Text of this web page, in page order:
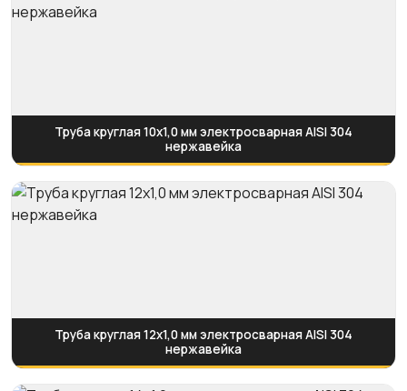
Труба круглая 10х1,0 мм электросварная AISI 304
нержавейка
Труба круглая 12х1,0 мм электросварная AISI 304
нержавейка